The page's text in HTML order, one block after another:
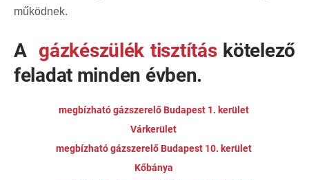
működnek.
A gázkészülék tisztításkötelező
feladat minden évben.
megbízható gázszerelő Budapest 1. kerület
Várkerület
megbízható gázszerelő Budapest 10. kerület
Kőbánya